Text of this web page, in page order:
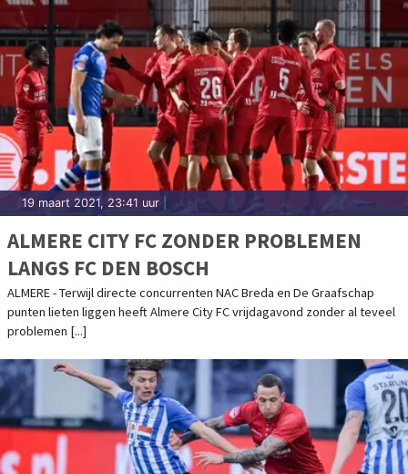
19 maart 2021, 23:41 uur
ALMERE CITY FC ZONDER PROBLEMEN
LANGS FC DEN BOSCH
ALMERE - Terwijl directe concurrenten NAC Breda en De Graafschap
punten lieten liggen heeft Almere City FC vrijdagavond zonder al teveel
problemen [...]